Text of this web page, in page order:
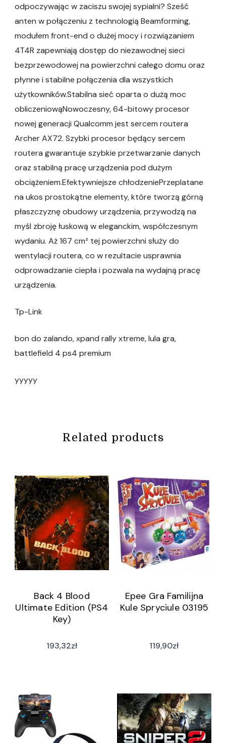
odpoczywając w zaciszu swojej sypialni? Sześć
anten w połączeniu z technologią Beamforming,
modułem front-end o dużej mocy i rozwiązaniem
4T4R zapewniają dostęp do niezawodnej sieci
bezprzewodowej na powierzchni całego domu oraz
płynne i stabilne połączenia dla wszystkich
użytkowników.Stabilna sieć oparta o dużą moc
obliczeniowąNowoczesny, 64-bitowy procesor
nowej generacji Qualcomm jest sercem routera
Archer AX72. Szybki procesor będący sercem
routera gwarantuje szybkie przetwarzanie danych
oraz stabilną pracę urządzenia pod dużym
obciążeniem.Efektywniejsze chłodzeniePrzeplatane
na ukos prostokątne elementy, które tworzą górną
płaszczyznę obudowy urządzenia, przywodzą na
myśl zbroję łuskową w eleganckim, współczesnym
wydaniu. Aż 167 cm² tej powierzchni służy do
wentylacji routera, co w rezultacie usprawnia
odprowadzanie ciepła i pozwala na wydajną pracę
urządzenia.
Tp-Link
bon do zalando, xpand rally xtreme, lula gra,
battlefield 4 ps4 premium
yyyyy
Related products
Back 4 Blood
Ultimate Edition (PS4
Key)
193,32zł
Epee Gra Familijna
Kule Spryciule 03195
119,90zł